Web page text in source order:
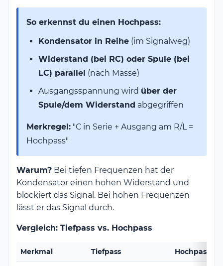
So erkennst du einen Hochpass:
Kondensator in Reihe (im Signalweg)
Widerstand (bei RC) oder Spule (bei
LC) parallel (nach Masse)
Ausgangsspannung wird über der
Spule/dem Widerstand abgegriffen
Merkregel: "C in Serie + Ausgang am R/L =
Hochpass"
Warum? Bei tiefen Frequenzen hat der
Kondensator einen hohen Widerstand und
blockiert das Signal. Bei hohen Frequenzen
lässt er das Signal durch.
Vergleich: Tiefpass vs. Hochpass
Merkmal Tiefpass Hochpass